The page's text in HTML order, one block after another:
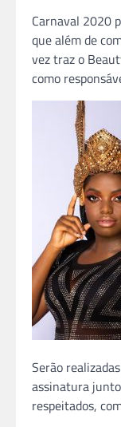
Carnaval 2020
que além de
vez traz o
como
Serão
assinatura
respeitados,